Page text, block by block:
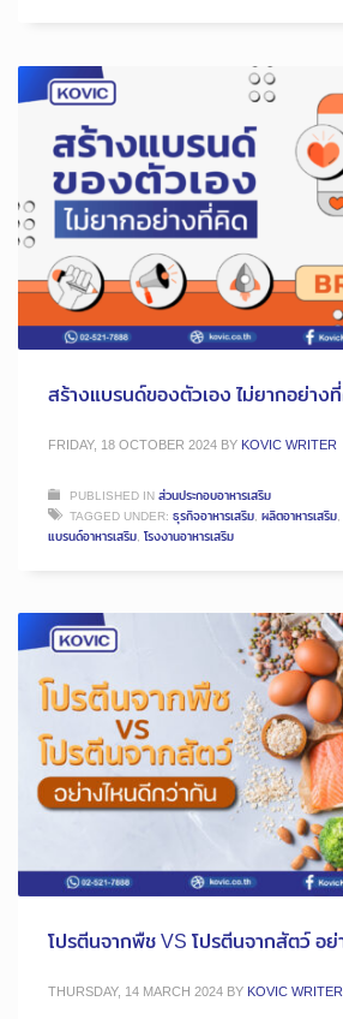
สร้างแบรนด์ของตัวเอง ไม่ยากอย่าง
FRIDAY, 18 OCTOBER 2024 BY KOVIC WRITER
PUBLISHED INส่วนประกอบอาหารเสริม
TAGGED UNDER: ธุรกิจอาหารเสริม, ผลิตอาหารเสริม,
แบรนด์อาหารเสริม, โรงงานอาหารเสริม
โปรตีนจากพืช VS โปรตีนจากสัตว์ อ
THURSDAY, 14 MARCH 2024 BY KOVIC WRITER